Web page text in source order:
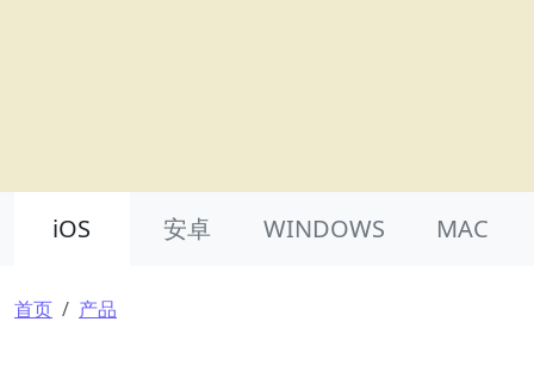
iOS 安卓 WINDOWS MAC
面包屑
首页 产品